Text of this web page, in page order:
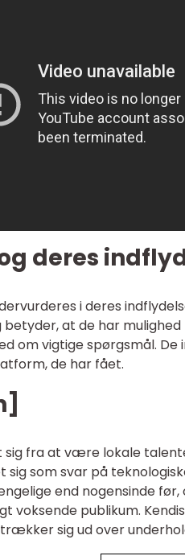
deres
i deres
at de har
om vigtige spørgsmål.
de har fået.
sig fra at være lokale
som svar på
end nogensinde
publikum.
sig ud over